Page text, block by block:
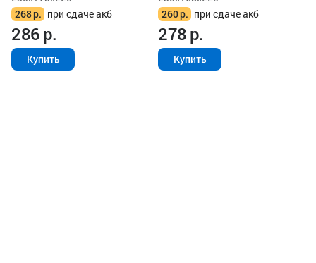
268р. при сдаче акб
286р.
Купить
260р. при сдаче акб
278р.
Купить